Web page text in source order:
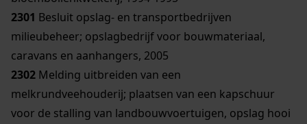
2301 Besluit opslag- en transportbedrijven
milieubeheer; opslagbedrijf voor bouwmateriaal,
caravans en aanhangers, 2005
2302 Melding uitbreiden van een
melkrundveehouderij; plaatsen van een kapschuur
voor de stalling van landbouwvoertuigen, opslag hooi